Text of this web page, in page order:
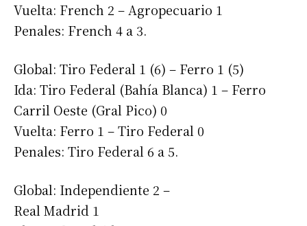
Vuelta: French 2 – Agropecuario 1
Penales: French 4 a 3.
Global: Tiro Federal 1 (6) – Ferro 1 (5)
Ida: Tiro Federal (Bahía Blanca) 1 – Ferro
Carril Oeste (Gral Pico) 0
Vuelta: Ferro 1 – Tiro Federal 0
Penales: Tiro Federal 6 a 5.
Global: Independiente 2 –
Real Madrid 1